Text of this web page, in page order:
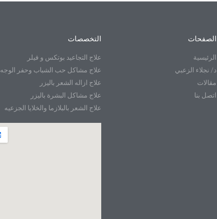
الصفحات
الرئيسية
د/ نجلاء الزعبي
مقالات
اتصل بنا
التخصصات
علاج التجاعيد بوتكس و فيلر
علاج مشاكل حب الشباب وحفر الوجه
علاج ازاله الشعر باليزر
علاج مشاكل البشرة باليزر
علاج الشعر بالبلازما والخلايا الجزعيه